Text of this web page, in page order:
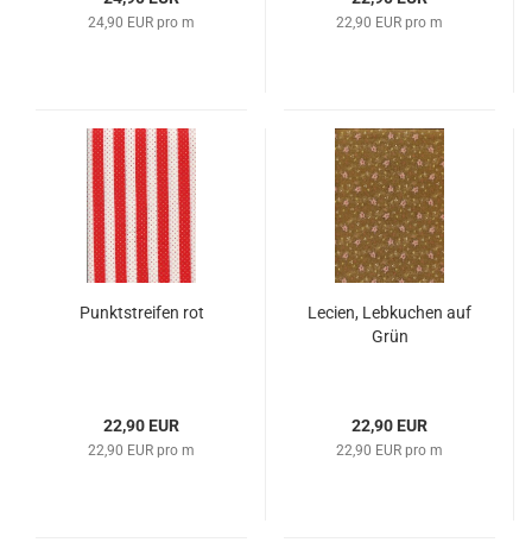
24,90 EUR pro m 22,90 EUR pro m
Punktstreifen rot
22,90 EUR
22,90 EUR pro m
Lecien, Lebkuchen auf
Grün
22,90 EUR
22,90 EUR pro m